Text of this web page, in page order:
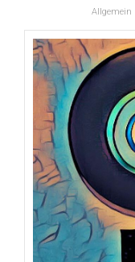
Allgemein